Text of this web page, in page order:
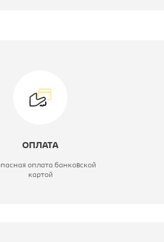
Цвет материала:
Модель кресла:
ОПЛАТА
оплата банковской
картой